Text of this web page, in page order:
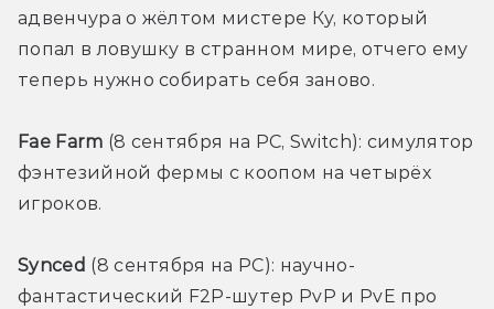
адвенчура о жёлтом мистере Ку, который
попал в ловушку в странном мире, отчего ему
теперь нужно собирать себя заново.
Fae Farm (8 сентября на PC, Switch): симулятор
фэнтезийной фермы с коопом на четырёх
игроков.
Synced (8 сентября на PC): научно-
фантастический F2P-шутер PvP и PvE про